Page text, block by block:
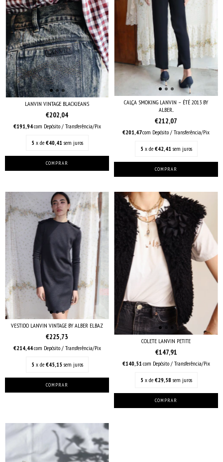
LANVIN VINTAGE BLACKJEANS
€202,04
€191,94com Depósito / Transferência/Pix
5 x de €40,41 sem juros
CALÇA SMOKING LANVIN – ÉTÉ 2013 BY
ALBER...
€212,07
€201,47com Depósito / Transferência/Pix
5 x de €42,41 sem juros
VESTIDO LANVIN VINTAGE BY ALBER ELBAZ
€225,73
€214,44com Depósito / Transferência/Pix
5 x de €45,15 sem juros
COLETE LANVIN PETITE
€147,91
€140,51 com Depósito / Transferência/Pix
5 x de €29,58 sem juros